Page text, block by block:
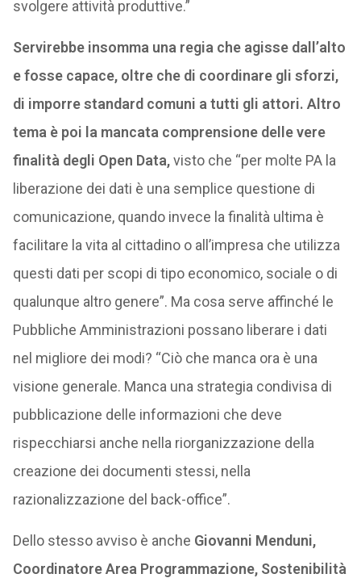
svolgere attività produttive.”
Servirebbe insomma una regia che agisse dall’alto
e fosse capace, oltre che di coordinare gli sforzi,
di imporre standard comuni a tutti gli attori. Altro
tema è poi la mancata comprensione delle vere
finalità degli Open Data,visto che “per molte PA la
liberazione dei dati è una semplice questione di
comunicazione, quando invece la finalità ultima è
facilitare la vita al cittadino o all’impresa che utilizza
questi dati per scopi di tipo economico, sociale o di
qualunque altro genere”. Ma cosa serve affinché le
Pubbliche Amministrazioni possano liberare i dati
nel migliore dei modi? “Ciò che manca ora è una
visione generale. Manca una strategia condivisa di
pubblicazione delle informazioni che deve
rispecchiarsi anche nella riorganizzazione della
creazione dei documenti stessi, nella
razionalizzazione del back-office”.
Dello stesso avviso è anche Giovanni Menduni,
Coordinatore Area Programmazione, Sostenibilità